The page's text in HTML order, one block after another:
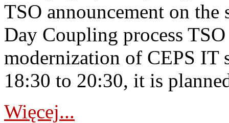
TSO announcement on
Day Coupling process
modernization of CEPS IT
18:30 to 20:30, it is
Więcej...